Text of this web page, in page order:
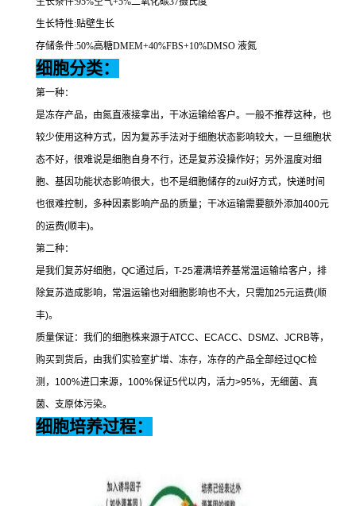
生长特性:贴壁生长
存储条件:50%高糖DMEM+40%FBS+10%DMSO 液氮
细胞分类：
第一种：
是冻存产品，由氮直液接拿出，干冰运输给客户。一般不推荐这种，也
较少使用这种方式，因为复苏手法对于细胞状态影响较大，一旦细胞状
态不好，很难说是细胞自身不行，还是复苏没操作好；另外温度对细
胞、基因功能状态影响很大，也不是细胞储存的zui好方式，快递时间
也很难控制，多种因素影响产品的质量；干冰运输需要额外添加400元
的运费(顺丰)。
第二种：
是我们复苏好细胞， QC通过后， T-25灌满培养基常温运输给客户，排
除复苏造成影响，常温运输也对细胞影响也不大，只需加25元运费(顺
丰)。
质量保证：我们的细胞株来源于ATCC、 ECACC、 DSMZ、 JCRB等，
购买到货后，由我们实验室扩增、冻存，冻存的产品全部经过QC检
测， 100%进口来源， 100%保证5代以内，活力>95%，无细菌、真
菌、支原体污染。
细胞培养过程：